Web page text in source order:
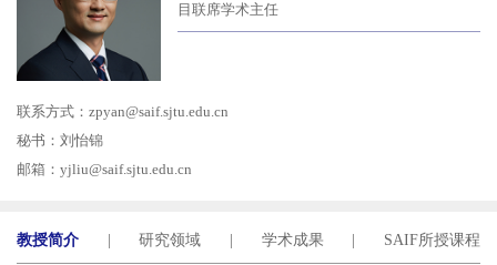
目联席学术主任
联系方式： zpyan@saif.sjtu.edu.cn
秘书：刘怡锦
邮箱： yjliu@saif.sjtu.edu.cn
教授简介 研究领域 学术成果 SAIF所授课程